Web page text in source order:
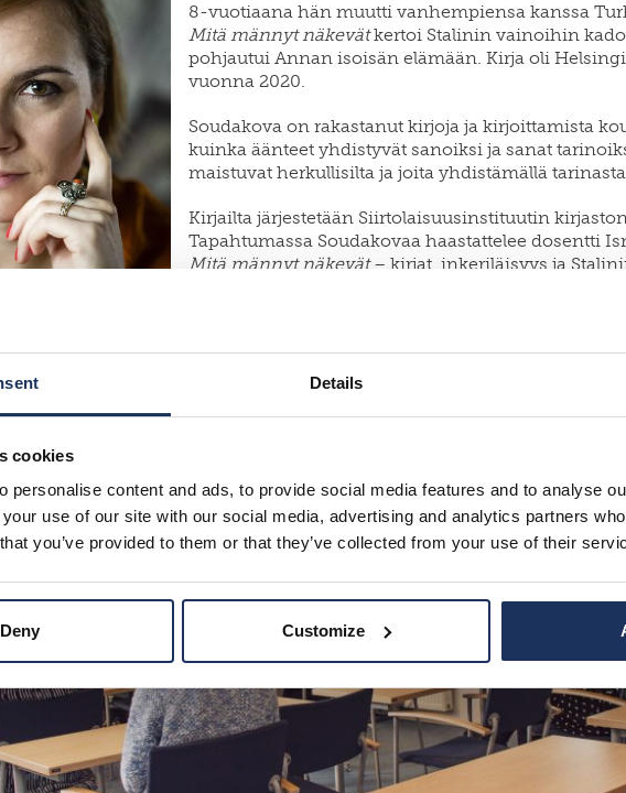
Details
cookies
personalise content and ads, to provide social media features and to analyse
use of our site with our social media, advertising and analytics partners
you’ve provided to them or that they’ve collected from your use of their
Deny Customize
8-vuotiaana hän muutti vanhempiensa kanssa
Mitä männyt näkevätkertoi Stalinin vainoihin
pohjautui Annan isoisän elämään. Kirja oli
vuonna 2020.
Soudakova on rakastanut kirjoja ja kirjoittamista
kuinka äänteet yhdistyvät sanoiksi ja sanat
maistuvat herkullisilta ja joita yhdistämällä
Kirjailta järjestetään Siirtolaisuusinstituutin
Tapahtumassa Soudakovaa haastattelee dosentti
Mitä männyt näkevät– kirjat, inkeriläisyys ja
erillistä ilmoittautumista ei tarvitse tehdä.